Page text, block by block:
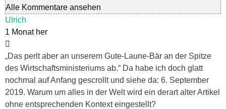
Alle Kommentare ansehen
Ulrich
1 Monat her
„Das perlt aber an unserem Gute-Laune-Bär an der Spitze
des Wirtschaftsministeriums ab.“ Da habe ich doch glatt
nochmal auf Anfang gescrollt und siehe da: 6. September
2019. Warum um alles in der Welt wird ein derart alter Artikel
ohne entsprechenden Kontext eingestellt?